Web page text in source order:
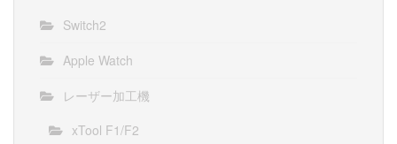
Switch2
Apple Watch
レーザー加工機
xTool F1/F2